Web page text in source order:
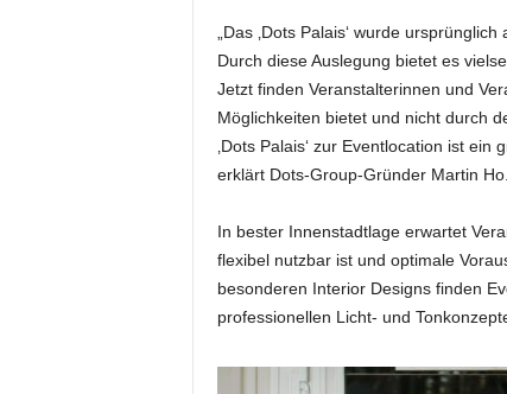
„Das ‚Dots Palais‘ wurde
Durch diese Auslegung bietet es
Jetzt finden Veranstalterinnen und
Möglichkeiten bietet und nicht durch
‚Dots Palais‘ zur Eventlocation ist
erklärt Dots-Group-Gründer Martin Ho.
In bester Innenstadtlage erwartet
flexibel nutzbar ist und optimale
besonderen Interior Designs finden
professionellen Licht- und